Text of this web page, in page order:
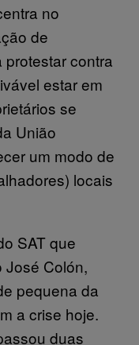
no
de
contra
estar em
se
União
um modo de
locais
SAT que
José Colón,
pequena da
a crise hoje.
duas